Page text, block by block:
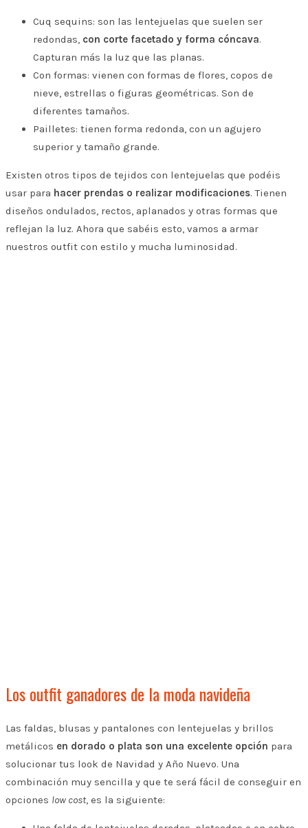
Cuq sequins: son las lentejuelas que suelen ser
redondas, con corte facetado y forma cóncava.
Capturan más la luz que las planas.
Con formas: vienen con formas de flores, copos de
nieve, estrellas o figuras geométricas. Son de
diferentes tamaños.
Pailletes: tienen forma redonda, con un agujero
superior y tamaño grande.
Existen otros tipos de tejidos con lentejuelas que podéis
usar para hacer prendas o realizar modificaciones. Tienen
diseños ondulados, rectos, aplanados y otras formas que
reflejan la luz. Ahora que sabéis esto, vamos a armar
nuestros outfit con estilo y mucha luminosidad.
Los outfit ganadores de la moda navideña
Las faldas, blusas y pantalones con lentejuelas y brillos
metálicos en dorado o plata son una excelente opción para
solucionar tus look de Navidad y Año Nuevo. Una
combinación muy sencilla y que te será fácil de conseguir en
opciones low cost, es la siguiente: